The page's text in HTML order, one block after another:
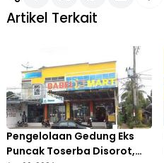
Artikel Terkait
Pengelolaan Gedung Eks
Puncak Toserba Disorot,